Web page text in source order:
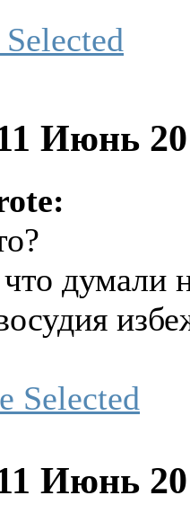
Июнь
думали
Июнь